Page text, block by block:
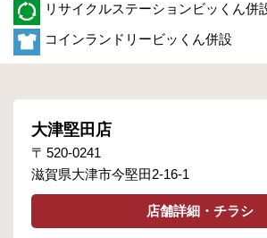
リサイクルステーションビッくん併
コインランドリービッくん併設
大津堅田店
520-0241
滋賀県大津市今堅田2-16-1
店舗詳細・チラシ